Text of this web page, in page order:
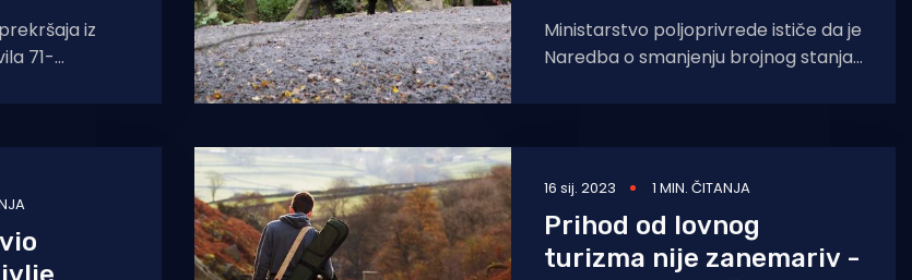
iz
71-
Ministarstvo poljoprivrede ističe da je
Naredba o smanjenju brojnog stanja
Do 31. ožujka
16 sij. 2023 1 MIN. ČITANJA
Prihod od lovnog
turizma nije zanemariv -